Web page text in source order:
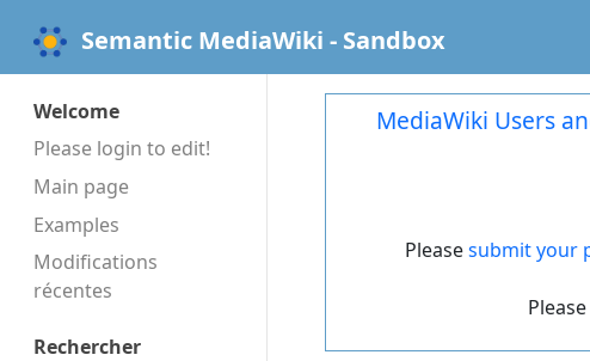
Semantic MediaWiki - Sandbox
Welcome
Please login to edit!
Main page
Examples
Modifications
récentes
Rechercher
MediaWiki Users
Pleasesubmit your